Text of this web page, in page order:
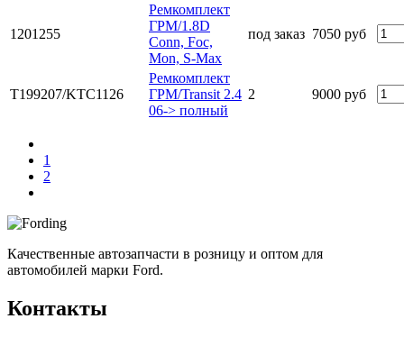
1201255
Ремкомплект
ГРМ/1.8D
Сonn, Foc,
Mon, S-Max
под заказ 7050 руб
T199207/KTC1126
Ремкомплект
ГРМ/Transit 2.4
06-> полный
2 9000 руб
1
2
Качественные автозапчасти в розницу и оптом для
автомобилей марки Ford.
Контакты